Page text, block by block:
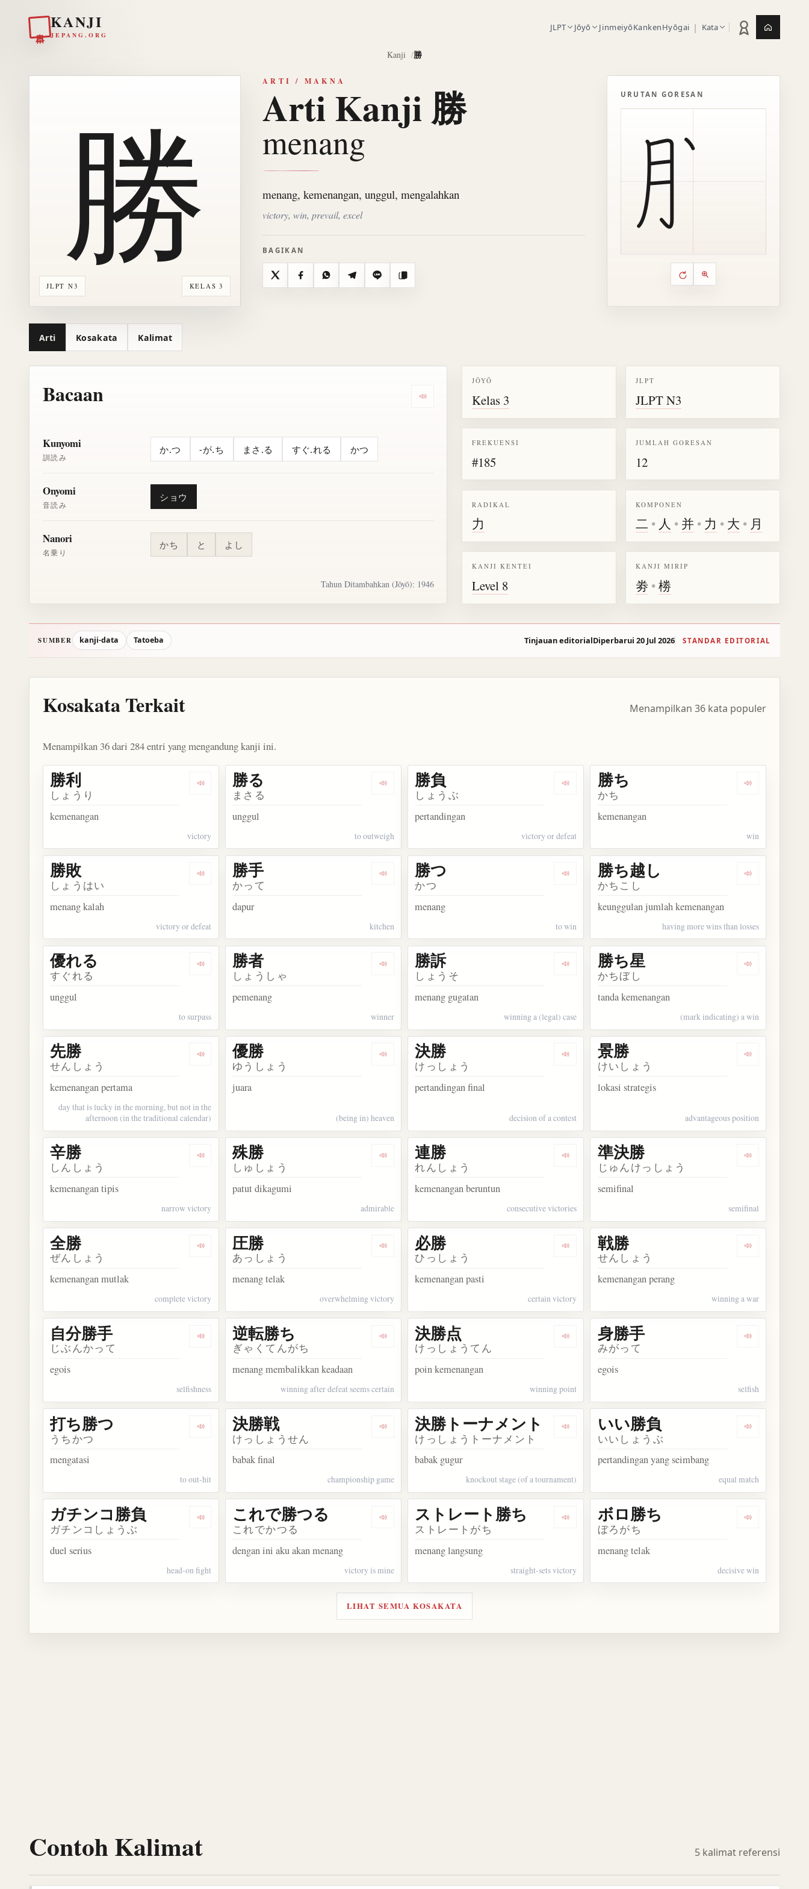
KANJI
JEPANG.ORG
JLPT Jōyō JinmeiyōKankenHyōgai | Kata Statistik latihan
Kanji 勝
JLPT N3 KELAS 3
勝
ARTI / MAKNA
Arti Kanji 勝
menang
menang, kemenangan, unggul, mengalahkan
victory, win, prevail, excel
BAGIKAN
X FacebookWhatsAppTelegramLine Salin
URUTAN GORESAN
Kontrol animasi urutan
Putar ulang animasi
Perbesar animasi
Arti Kosakata Kalimat
Bacaan Dengarkan semua bacaan untuk kanji 勝
Kunyomi
訓読み
か.つ -が.ち まさ.る すぐ.れる かつ
Onyomi
音読み
ショウ
Nanori
名乗り
かち と よし
Tahun Ditambahkan (Jōyō): 1946
JŌYŌ
Kelas 3
JLPT
JLPT N3
FREKUENSI
#185
JUMLAH GORESAN
12
RADIKAL
力
KOMPONEN
二 • 人 • 并 • 力 • 大 • 月
KANJI KENTEI
Level 8
KANJI MIRIP
劵 •椦
SUMBER kanji-data Tatoeba Tinjauan editorialDiperbarui 20 Jul 2026 STANDAR EDITORIAL
Kosakata Terkait Menampilkan 36 kata populer
Menampilkan 36 dari 284 entri yang mengandung kanji ini.
Dengarkan kosakata 勝利
勝利
しょうり
kemenangan
victory
Dengarkan kosakata 勝る
勝る
まさる
unggul
to outweigh
Dengarkan kosakata 勝負
勝負
しょうぶ
pertandingan
victory or defeat
Dengarkan
勝ち
かち
kemenangan
win
Dengarkan kosakata 勝敗
勝敗
しょうはい
menang kalah
victory or defeat
Dengarkan kosakata 勝手
勝手
かって
dapur
kitchen
Dengarkan kosakata 勝つ
勝つ
かつ
menang
to win
Dengarkan
勝ち越し
かちこし
keunggulan jumlah kemenangan
having more wins than losses
Dengarkan kosakata 優れる
優れる
すぐれる
unggul
to surpass
Dengarkan kosakata 勝者
勝者
しょうしゃ
pemenang
winner
Dengarkan kosakata 勝訴
勝訴
しょうそ
menang gugatan
winning a (legal) case
Dengarkan
勝ち星
かちぼし
tanda kemenangan
(mark indicating) a win
Dengarkan kosakata 先勝
先勝
せんしょう
kemenangan pertama
day that is lucky in the morning, but not in the
afternoon (in the traditional calendar)
Dengarkan kosakata 優勝
優勝
ゆうしょう
juara
(being in) heaven
Dengarkan kosakata 決勝
決勝
けっしょう
pertandingan final
decision of a contest
Dengarkan
景勝
けいしょう
lokasi strategis
advantageous position
Dengarkan kosakata 辛勝
辛勝
しんしょう
kemenangan tipis
narrow victory
Dengarkan kosakata 殊勝
殊勝
しゅしょう
patut dikagumi
admirable
Dengarkan kosakata 連勝
連勝
れんしょう
kemenangan beruntun
consecutive victories
Dengarkan
準決勝
じゅんけっしょう
semifinal
semifinal
Dengarkan kosakata 全勝
全勝
ぜんしょう
kemenangan mutlak
complete victory
Dengarkan kosakata 圧勝
圧勝
あっしょう
menang telak
overwhelming victory
Dengarkan kosakata 必勝
必勝
ひっしょう
kemenangan pasti
certain victory
Dengarkan
戦勝
せんしょう
kemenangan perang
winning a war
Dengarkan kosakata 自分勝手
自分勝手
じぶんかって
egois
selfishness
Dengarkan kosakata 逆転勝ち
逆転勝ち
ぎゃくてんがち
menang membalikkan keadaan
winning after defeat seems certain
Dengarkan kosakata 決勝点
決勝点
けっしょうてん
poin kemenangan
winning point
Dengarkan
身勝手
みがって
egois
selfish
Dengarkan kosakata 打ち勝つ
打ち勝つ
うちかつ
mengatasi
to out-hit
Dengarkan kosakata 決勝戦
決勝戦
けっしょうせん
babak final
championship game
Dengarkan kosakata 決勝トーナメント
決勝トーナメント
けっしょうトーナメント
babak gugur
knockout stage (of a tournament)
Dengarkan
いい勝負
いいしょうぶ
pertandingan yang seimbang
equal match
Dengarkan kosakata ガチンコ勝負
ガチンコ勝負
ガチンコしょうぶ
duel serius
head-on fight
Dengarkan kosakata これで勝つる
これで勝つる
これでかつる
dengan ini aku akan menang
victory is mine
Dengarkan kosakata ストレート勝ち
ストレート勝ち
ストレートがち
menang langsung
straight-sets victory
Dengarkan
ボロ勝ち
ぼろがち
menang telak
decisive win
LIHAT SEMUA KOSAKATA
Contoh Kalimat 5 kalimat referensi